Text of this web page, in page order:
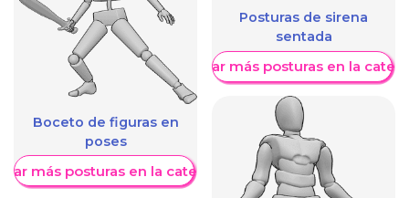
Boceto de figuras en
poses
más posturas en la categoría
Posturas de sirena
sentada
Mostrar más posturas en la